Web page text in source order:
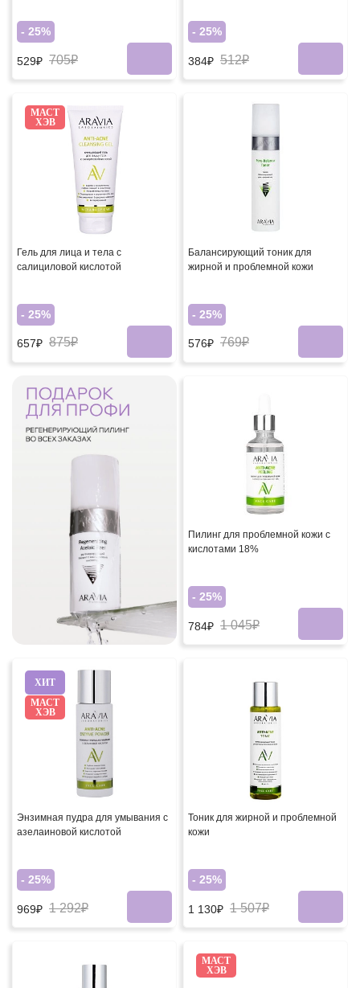
- 25%
529₽ 705₽
- 25%
384₽ 512₽
МАСТ
ХЭВ
Гель для лица и тела с
салициловой кислотой
- 25%
657₽ 875₽
Балансирующий тоник для
жирной и проблемной кожи
- 25%
576₽ 769₽
Пилинг для проблемной кожи с
кислотами 18%
- 25%
784₽ 1 045₽
ХИТ
МАСТ
ХЭВ
Энзимная пудра для умывания с
азелаиновой кислотой
- 25%
969₽ 1 292₽
Тоник для жирной и проблемной
кожи
- 25%
1 130₽ 1 507₽
МАСТ
ХЭВ